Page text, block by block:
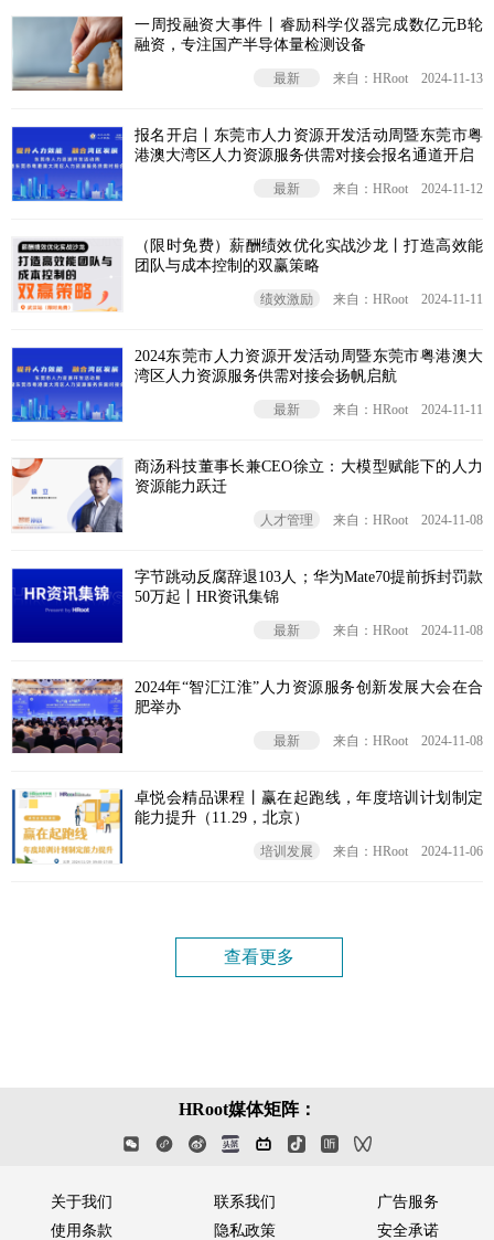
一周投融资大事件丨睿励科学仪器完成数亿元B轮
融资，专注国产半导体量检测设备
最新 来自：HRoot 2024-11-13
报名开启丨东莞市人力资源开发活动周暨东莞市粤
港澳大湾区人力资源服务供需对接会报名通道开启
最新 来自：HRoot 2024-11-12
（限时免费）薪酬绩效优化实战沙龙丨打造高效能
团队与成本控制的双赢策略
绩效激励 来自：HRoot 2024-11-11
2024东莞市人力资源开发活动周暨东莞市粤港澳大
湾区人力资源服务供需对接会‌扬帆启航
最新 来自：HRoot 2024-11-11
商汤科技董事长兼CEO徐立：大模型赋能下的人力
资源能力跃迁
人才管理 来自：HRoot 2024-11-08
字节跳动反腐辞退103人；华为Mate70提前拆封罚款
50万起丨HR资讯集锦
最新 来自：HRoot 2024-11-08
2024年“智汇江淮”人力资源服务创新发展大会在合
肥举办
最新 来自：HRoot 2024-11-08
卓悦会精品课程丨赢在起跑线，年度培训计划制定
能力提升（11.29，北京）
培训发展 来自：HRoot 2024-11-06
查看更多
HRoot媒体矩阵：
关于我们 联系我们
广告服务
使用条款
隐私政策 安全承诺